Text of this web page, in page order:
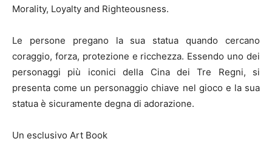
Morality, Loyalty and Righteousness.
Le persone pregano la sua statua quando cercano
coraggio, forza, protezione e ricchezza. Essendo uno dei
personaggi più iconici della Cina dei Tre Regni, si
presenta come un personaggio chiave nel gioco e la sua
statua è sicuramente degna di adorazione.
Un esclusivo Art Book